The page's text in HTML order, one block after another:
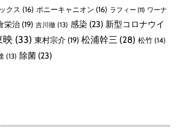
クス (16) ポニーキャニオン (16) ラフィー (11) ワーナ
栄治 (19) 吉川徹 (13) 感染 (23) 新型コロナウイ
映 (33) 東村宗介 (19) 松浦幹三 (28) 松竹 (14)
(13) 除菌 (23)